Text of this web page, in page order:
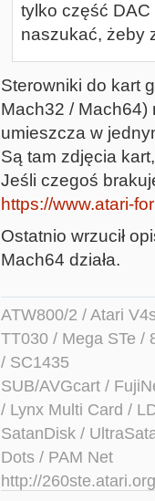
tylko część
naszukać, żeby
Sterowniki do kart
Mach32 / Mach64)
umieszcza w
Są tam zdjęcia
Jeśli czegoś
https://www.atari-
Ostatnio wrzucił
Mach64 działa.
ATW800/2 / Atari
TT030 / Mega STe /
/ SC1435
SUB/AVGcart /
/ Lynx Multi Card /
SatanDisk /
Dots / PAM Net
http://260ste.atari.org